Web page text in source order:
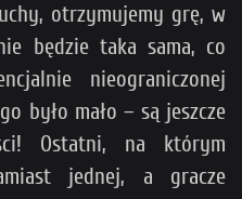
otrzymujemy grę, w
będzie taka sama, co
nieograniczonej
było mało – są jeszcze
Ostatni, na którym
jednej, a gracze